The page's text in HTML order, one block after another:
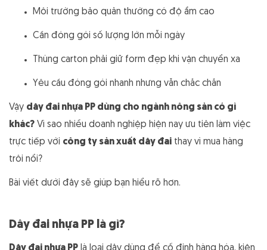
Môi trường bảo quản thường có độ ẩm cao
Cần đóng gói số lượng lớn mỗi ngày
Thùng carton phải giữ form đẹp khi vận chuyển xa
Yêu cầu đóng gói nhanh nhưng vẫn chắc chắn
Vậy dây đai nhựa PP dùng cho ngành nông sản có gì
khác? Vì sao nhiều doanh nghiệp hiện nay ưu tiên làm việc
trực tiếp với công ty sản xuất dây đai thay vì mua hàng
trôi nổi?
Bài viết dưới đây sẽ giúp bạn hiểu rõ hơn.
Dây đai nhựa PP là gì?